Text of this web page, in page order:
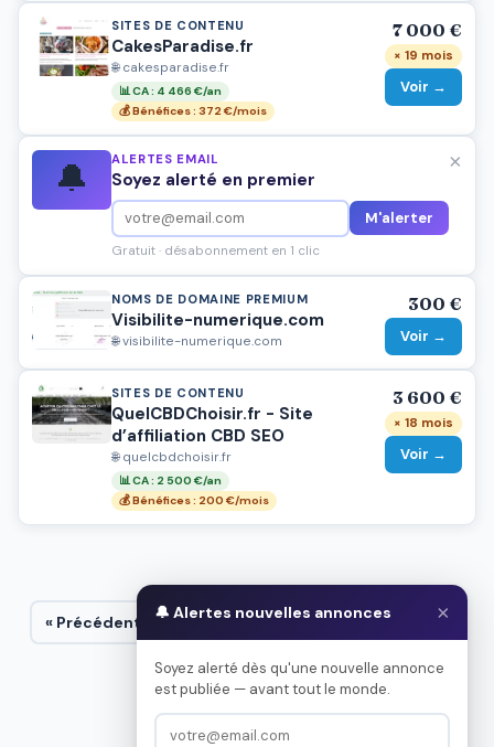
SITES DE CONTENU
CakesParadise.fr
🌐 cakesparadise.fr
📊 CA : 4 466 €/an
💰 Bénéfices : 372 €/mois
7 000 €
× 19 mois
Voir →
🔔 ALERTES EMAIL
Soyez alerté en premier
M'alerter
Gratuit · désabonnement en 1 clic
×
NOMS DE DOMAINE PREMIUM
Visibilite-numerique.com
🌐 visibilite-numerique.com
300 €
Voir →
SITES DE CONTENU
QuelCBDChoisir.fr - Site
d’affiliation CBD SEO
🌐 quelcbdchoisir.fr
📊 CA : 2 500 €/an
💰 Bénéfices : 200 €/mois
3 600 €
× 18 mois
Voir →
« Précédent 1 ... 5 6 7 9
... 53 Suivant »
🔔 Alertes nouvelles annonces ×
Soyez alerté dès qu'une nouvelle annonce
est publiée — avant tout le monde.